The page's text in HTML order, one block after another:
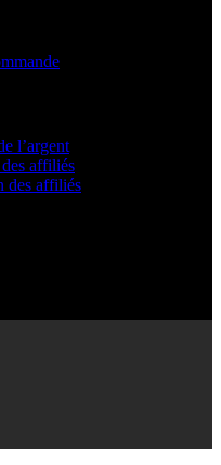
l’argent
affiliés
des affiliés